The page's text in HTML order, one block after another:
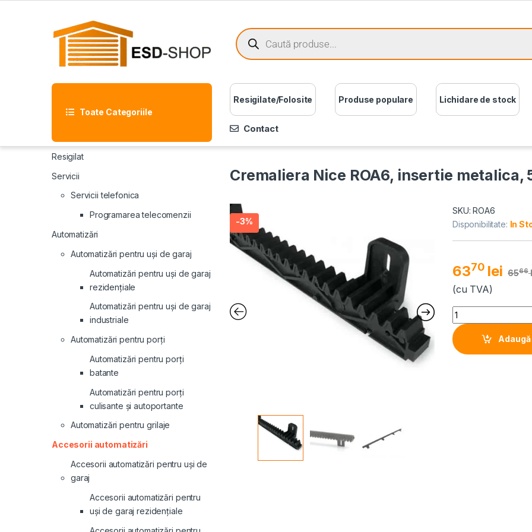
Toate Categoriile
Resigilate/Folosite Produse populare Lichidare de stock
Contact
Cremaliera Nice ROA6, insertie metalica,
-3%
SKU: ROA6
Disponibilitate: In
6370 lei 6566
(cu TVA)
Quantity
Resigilat
Servicii
Servicii telefonica
Programarea telecomenzii
Automatizări
Automatizări pentru uși de garaj
Automatizări pentru uși de garaj
rezidențiale
Automatizări pentru uși de garaj
industriale
Automatizări pentru porți
Automatizări pentru porți
batante
Automatizări pentru porți
culisante și autoportante
Automatizări pentru grilaje
Accesorii automatizări
Accesorii automatizări pentru uși de
garaj
Accesorii automatizări pentru
uși de garaj rezidențiale